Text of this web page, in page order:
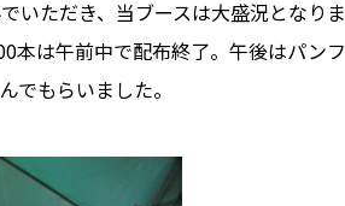
いただき、当ブースは大盛況となりま
本は午前中で配布終了。午後はパンフ
でもらいました。